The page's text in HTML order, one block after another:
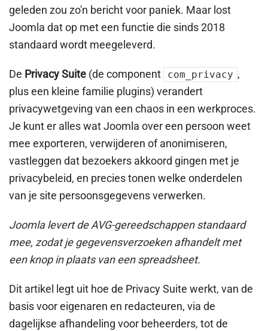
geleden zou zo'n bericht voor paniek. Maar lost
Joomla dat op met een functie die sinds 2018
standaard wordt meegeleverd.
De Privacy Suite (de component com_privacy ,
plus een kleine familie plugins) verandert
privacywetgeving van een chaos in een werkproces.
Je kunt er alles wat Joomla over een persoon weet
mee exporteren, verwijderen of anonimiseren,
vastleggen dat bezoekers akkoord gingen met je
privacybeleid, en precies tonen welke onderdelen
van je site persoonsgegevens verwerken.
Joomla levert de AVG-gereedschappen standaard
mee, zodat je gegevensverzoeken afhandelt met
een knop in plaats van een spreadsheet.
Dit artikel legt uit hoe de Privacy Suite werkt, van de
basis voor eigenaren en redacteuren, via de
dagelijkse afhandeling voor beheerders, tot de